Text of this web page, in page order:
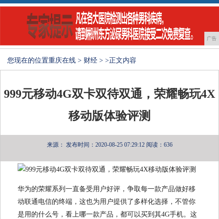
广告
您现在的位置重庆在线 > 财经 > >正文内容
999元移动4G双卡双待双通，荣耀畅玩4X
移动版体验评测
来源： 发布时间：2020-08-25 07:29:12 阅读：636
华为的荣耀系列一直备受用户好评，争取每一款产品做好移
动联通电信的终端，这也为用户提供了多样化选择，不管你
是用的什么号，看上哪一款产品，都可以买到其4G手机。这